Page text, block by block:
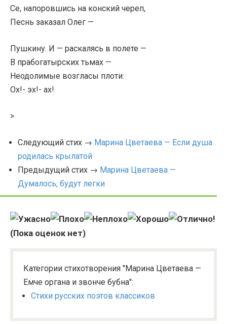
Се, напоровшись на конский череп,
Песнь заказал Олег —
Пушкину. И — раскалясь в полете —
В прабогатырских тьмах —
Неодолимые возгласы плоти:
Ох!- эх!- ах!
>
Следующий стих → Марина Цветаева — Если душа
родилась крылатой
Предыдущий стих → Марина Цветаева —
Думалось, будут легки
(Пока оценок нет)
Категории стихотворения "Марина Цветаева —
Емче органа и звонче бубна":
Стихи русских поэтов классиков